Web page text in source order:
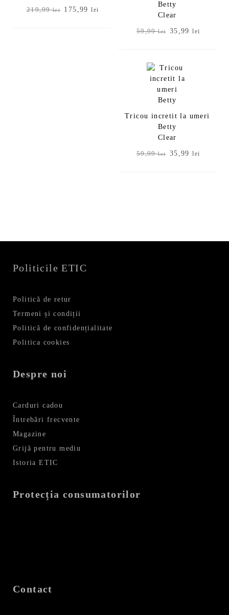
219,99lei
Prețul
a
175,99lei
este:
Betty
Clear
59,99lei
Prețul
a
35,99lei
este:
Tricou incretit la umeri
Betty
Clear
59,99lei
Prețul
a
35,99lei
este:
Politicile ETIC
Politică de retur
Termeni și condiții
Politică de confidențialitate
Politica cookies
Despre noi
Carduri cadou
Întrebări frecvente
Magazine
Grijă pentru mediu
Istoria ETIC
Protecția consumatorilor
Contact